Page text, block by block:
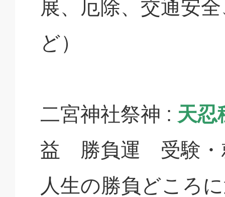
展、厄除、交通安
ど）
二宮神社祭神 : 天忍
益 勝負運 受験・
人生の勝負どころ